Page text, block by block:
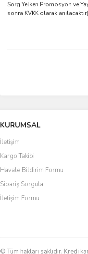
Sorg Yelken Promosyon ve
sonra KVKK olarak
KURUMSAL
İletişim
Kargo Takibi
Havale Bildirim Formu
Sipariş Sorgula
İletişim Formu
© Tüm hakları saklıdır. Kredi